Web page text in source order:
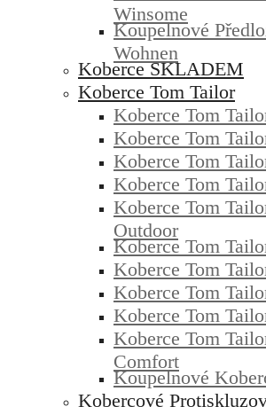
Winsome
Koupelnové
Wohnen
Koberce SKLADEM
Koberce Tom Tailor
Koberce Tom
Koberce Tom
Koberce Tom
Koberce Tom
Koberce Tom
Outdoor
Koberce Tom
Koberce Tom
Koberce Tom
Koberce Tom
Koberce Tom
Comfort
Koupelnové
Kobercové